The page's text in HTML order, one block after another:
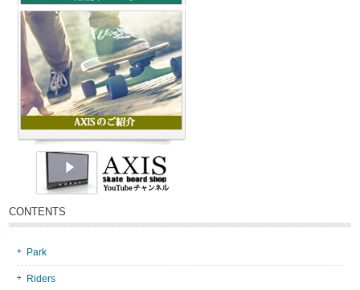
CONTENTS
Park
Riders